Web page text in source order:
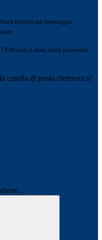
inviato un messaggio
Effettua il reset della password
casella di posta elettronica!